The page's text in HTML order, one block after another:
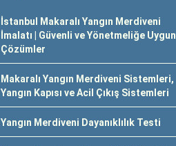
İstanbul Makaralı Yangın Merdiveni
İmalatı | Güvenli ve Yönetmeliğe Uygun
Çözümler
Makaralı Yangın Merdiveni Sistemleri,
Yangın Kapısı ve Acil Çıkış Sistemleri
Yangın Merdiveni Dayanıklılık Testi